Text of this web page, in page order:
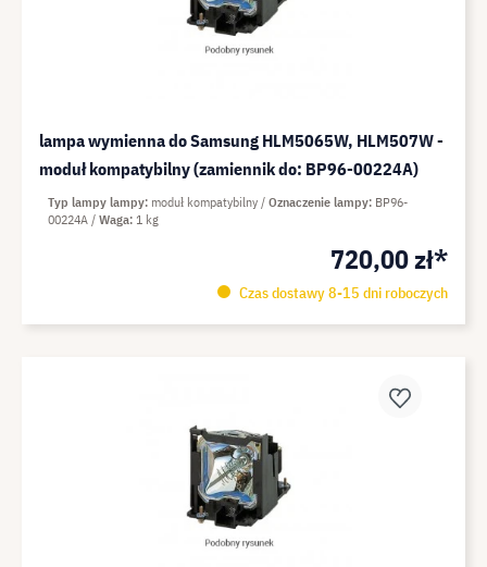
lampa wymienna do Samsung HLM5065W, HLM507W -
moduł kompatybilny (zamiennik do: BP96-00224A)
720,00 zł*
Czas dostawy 8-15 dni roboczych
Typ lampy lampy moduł kompatybilny Oznaczenie lampy BP96-
00224A
Waga 1 kg